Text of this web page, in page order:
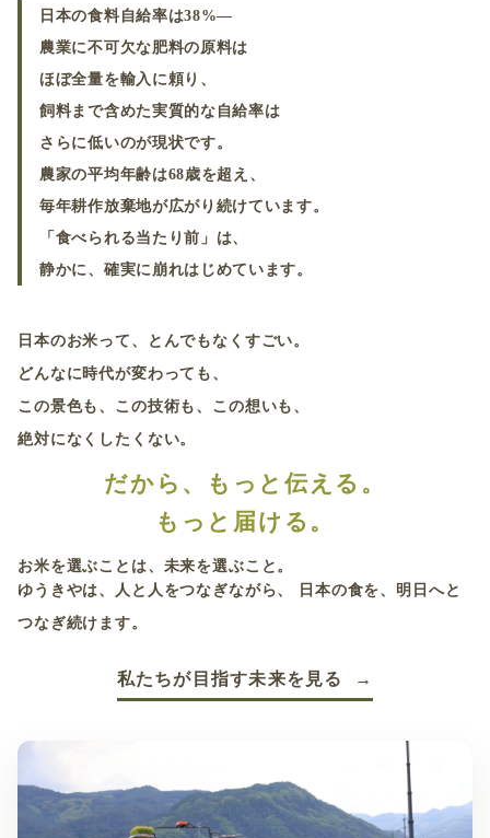
日本の食料自給率は38%—
農業に不可欠な肥料の原料は
ほぼ全量を輸入に頼り、
飼料まで含めた実質的な自給率は
さらに低いのが現状です。
農家の平均年齢は68歳を超え、
毎年耕作放棄地が広がり続けています。
「食べられる当たり前」は、
静かに、確実に崩れはじめています。
日本のお米って、とんでもなくすごい。
どんなに時代が変わっても、
この景色も、この技術も、この想いも、
絶対になくしたくない。
だから、もっと伝える。
もっと届ける。
お米を選ぶことは、未来を選ぶこと。
ゆうきやは、人と人をつなぎながら、
日本の食を、明日へと
つなぎ続けます。
私たちが目指す未来を見る →